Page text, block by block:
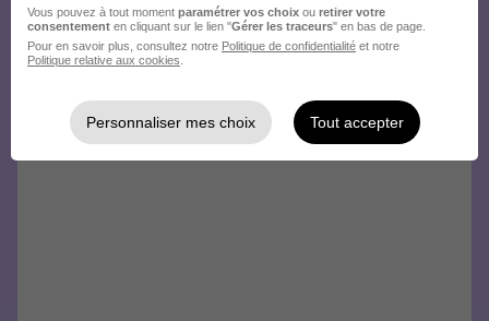
Vous pouvez à tout moment paramétrer vos choix ou retirer votre
consentement en cliquant sur le lien "Gérer les traceurs" en bas de page.
Pour en savoir plus, consultez notre Politique de confidentialité et notre
Politique relative aux cookies
Personnaliser mes choix Tout accepter